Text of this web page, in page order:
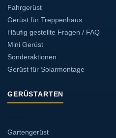
Fahrgerüst
Gerüst für Treppenhaus
Häufig gestellte Fragen / FAQ
Mini Gerüst
Sonderaktionen
Gerüst für Solarmontage
GERÜSTARTEN
Gartengerüst